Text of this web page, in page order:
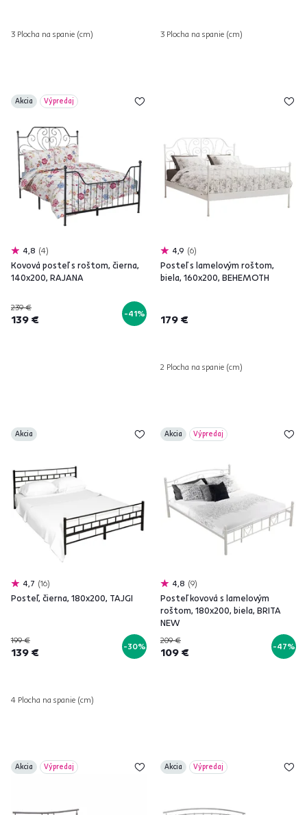
3 Plocha na spanie (cm) 3 Plocha na spanie (cm)
Akcia Výpredaj
4,8 4
Kovová posteľ s roštom, čierna,
140x200, RAJANA
239 €
139 € -41%
4,9 6
Posteľ s lamelovým roštom,
biela, 160x200, BEHEMOTH
179 €
2 Plocha na spanie (cm)
Akcia
4,7 16
Posteľ, čierna, 180x200, TAJGI
199 €
139 € -30%
4 Plocha na spanie (cm)
Akcia Výpredaj
4,8 9
Posteľ kovová s lamelovým
roštom, 180x200, biela, BRITA
NEW
209 €
109 € -47%
Akcia Výpredaj Akcia Výpredaj